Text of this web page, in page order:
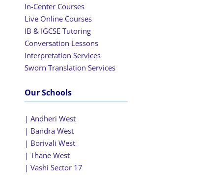
In-Center Courses
Live Online Courses
IB & IGCSE Tutoring
Conversation Lessons
Interpretation Services
Sworn Translation Services
Our Schools
| Andheri West
| Bandra West
| Borivali West
| Thane West
| Vashi Sector 17